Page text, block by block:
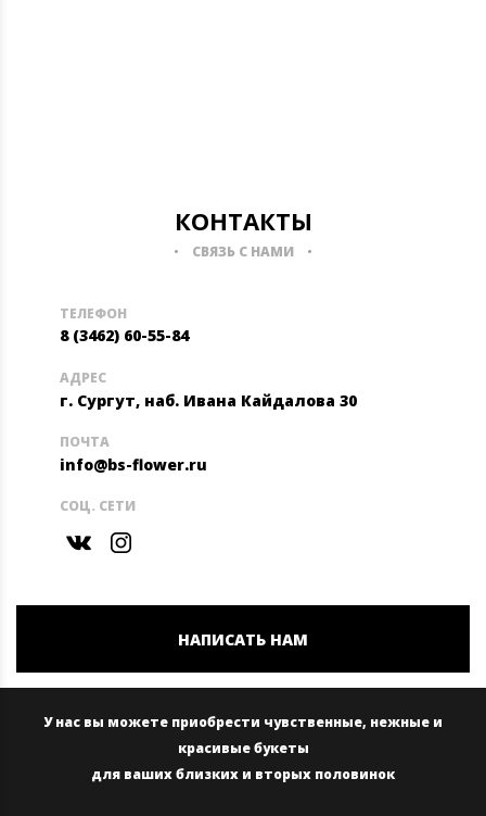
КОНТАКТЫ
СВЯЗЬ С НАМИ
ТЕЛЕФОН
8 (3462) 60-55-84
АДРЕС
г. Сургут, наб. Ивана Кайдалова 30
ПОЧТА
info@bs-flower.ru
СОЦ. СЕТИ
НАПИСАТЬ НАМ
У нас вы можете приобрести чувственные, нежные и
красивые букеты
для ваших близких и вторых половинок